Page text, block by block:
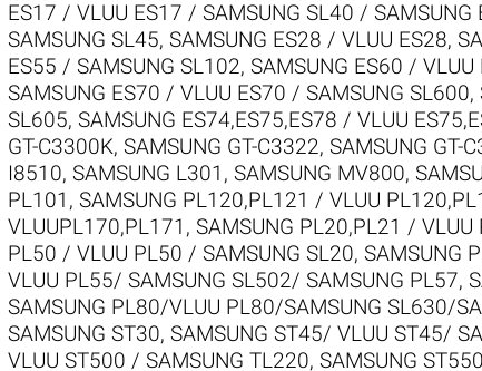
ES17 / VLUU ES17 / SAMSUNG SL40 / SAMSUNG
SAMSUNG SL45, SAMSUNG ES28 / VLUU ES28,
ES55 / SAMSUNG SL102, SAMSUNG ES60 /
SAMSUNG ES70 / VLUU ES70 / SAMSUNG SL600,
SL605, SAMSUNG ES74,ES75,ES78 / VLUU
GT-C3300K, SAMSUNG GT-C3322, SAMSUNG GT-
I8510, SAMSUNG L301 , SAMSUNG MV800,
PL101 , SAMSUNG PL120,PL121 / VLUU
VLUUPL170,PL171 , SAMSUNG PL20,PL21 / VLUU
PL50 / VLUU PL50 / SAMSUNG SL20, SAMSUNG
VLUU PL55/ SAMSUNG SL502/ SAMSUNG PL57,
SAMSUNG PL80/VLUU PL80/SAMSUNG SL630/
SAMSUNG ST30, SAMSUNG ST45/ VLUU ST45/
VLUU ST500 / SAMSUNG TL220, SAMSUNG